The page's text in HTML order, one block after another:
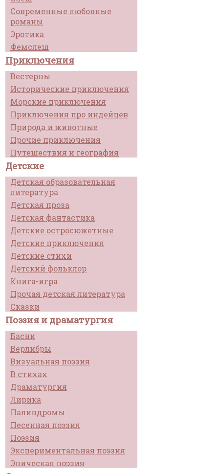
Современные любовные
романы
Эротика
Фемслеш
Приключения
Вестерны
Исторические приключения
Морские приключения
Приключения про индейцев
Природа и животные
Прочие приключения
Путешествия и география
Детские
Детская образовательная
литература
Детская проза
Детская фантастика
Детские остросюжетные
Детские приключения
Детские стихи
Детский фольклор
Книга-игра
Прочая детская литература
Сказки
Поэзия и драматургия
Басни
Верлибры
Визуальная поэзия
В стихах
Драматургия
Лирика
Палиндромы
Песенная поэзия
Поэзия
Экспериментальная поэзия
Эпическая поэзия